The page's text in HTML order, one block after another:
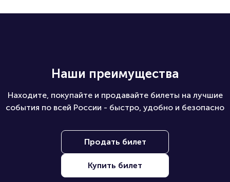
Наши преимущества
Находите, покупайте и продавайте билеты на лучшие
события по всей России - быстро, удобно и безопасно
Продать билет
Купить билет